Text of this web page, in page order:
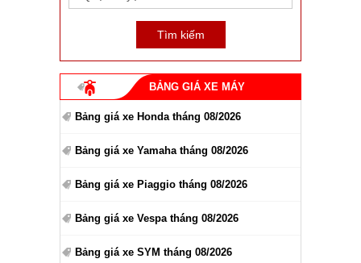
BẢNG GIÁ XE MÁY
Bảng giá xe Honda tháng 08/2026
Bảng giá xe Yamaha tháng 08/2026
Bảng giá xe Piaggio tháng 08/2026
Bảng giá xe Vespa tháng 08/2026
Bảng giá xe SYM tháng 08/2026